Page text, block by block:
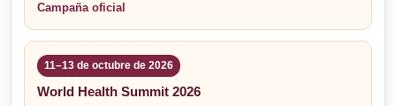
Campaña oficial
11–13 de octubre de 2026
World Health Summit 2026